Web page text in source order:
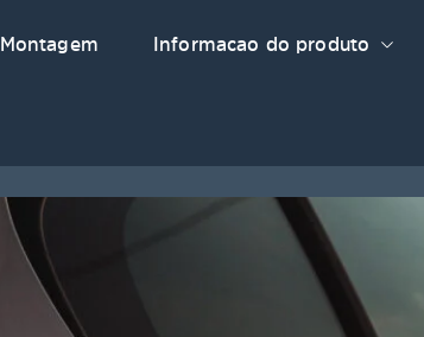
Montagem Informacao do produto